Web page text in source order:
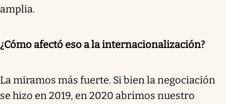
amplia.
¿Cómo afectó eso a la internacionalización?
La miramos más fuerte. Si bien la negociación
se hizo en 2019, en 2020 abrimos nuestro